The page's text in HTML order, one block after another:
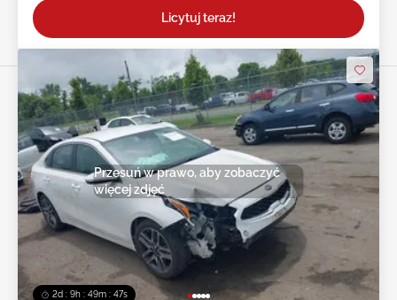
Licytuj teraz!
2d : 9h : 49m : 44s
Przesuń w prawo, aby zobaczyć
więcej zdjęć